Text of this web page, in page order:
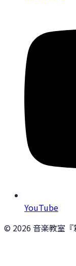
YouTube
© 2026 音楽教室『